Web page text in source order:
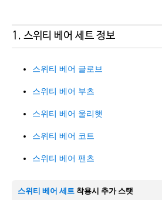
1. 스위티 베어 세트 정보
스위티 베어 글로브
스위티 베어 부츠
스위티 베어 울리햇
스위티 베어 코트
스위티 베어 팬츠
스위티 베어 세트 착용시 추가 스탯